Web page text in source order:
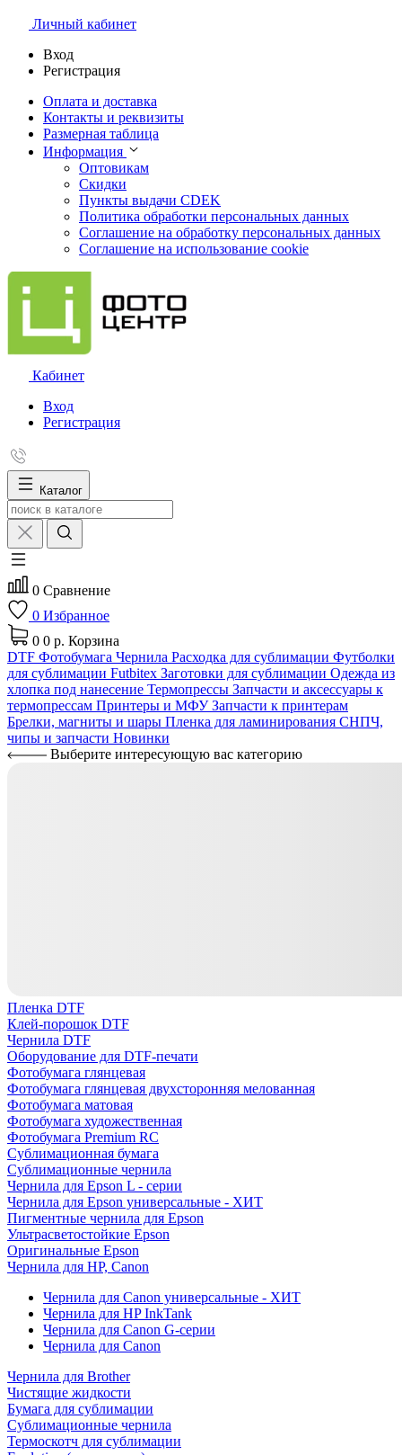
Личный кабинет
Вход
Регистрация
Оплата и доставка
Контакты и реквизиты
Размерная таблица
Информация
Оптовикам
Скидки
Пункты выдачи CDEK
Политика обработки персональных данных
Соглашение на обработку персональных данных
Соглашение на использование cookie
Кабинет
Вход
Регистрация
Каталог
0 Сравнение
0 Избранное
0 0 р. Корзина
DTF Фотобумага Чернила Расходка для сублимации Футболки
для сублимации Futbitex Заготовки для сублимации Одежда из
хлопка под нанесение Термопрессы Запчасти и аксессуары к
термопрессам Принтеры и МФУЗапчасти к принтерам
Брелки, магниты и шары Пленка для ламинирования СНПЧ,
чипы и запчасти Новинки
Выберите интересующую вас категорию
Пленка DTF
Клей-порошок DTF
Чернила DTF
Оборудование для DTF-печати
Фотобумага глянцевая
Фотобумага глянцевая двухсторонняя мелованная
Фотобумага матовая
Фотобумага художественная
Фотобумага Premium RC
Сублимационная бумага
Сублимационные чернила
Чернила для Epson L - серии
Чернила для Epson универсальные - ХИТ
Пигментные чернила для Epson
Ультрасветостойкие Epson
Оригинальные Epson
Чернила для HP, Canon
Чернила для Canon универсальные - ХИТ
Чернила для HP InkTank
Чернила для Canon G-серии
Чернила для Canon
Чернила для Brother
Чистящие жидкости
Бумага для сублимации
Сублимационные чернила
Термоскотч для сублимации